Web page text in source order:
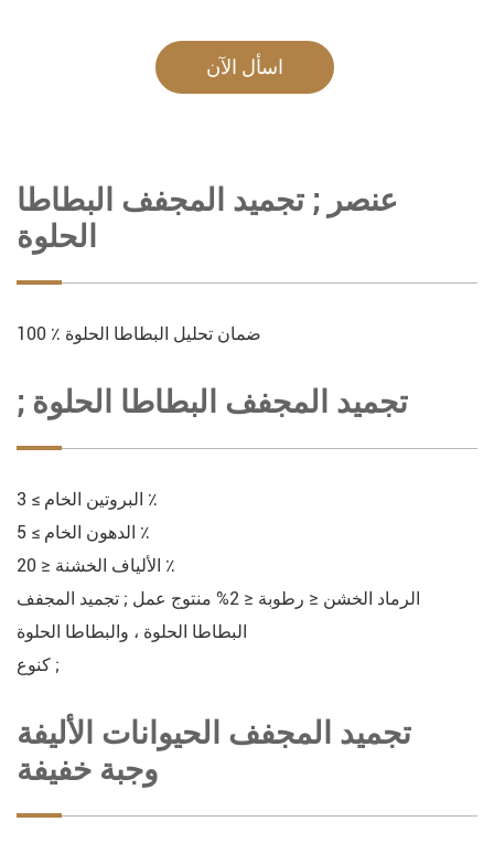
اسأل الآن
عنصر ; تجميد المجفف البطاطا
الحلوة
100 ٪ ضمان تحليل البطاطا الحلوة
; تجميد المجفف البطاطا الحلوة
البروتين الخام ≥ 3 ٪
الدهون الخام ≥ 5 ٪
الألياف الخشنة ≤ 20 ٪
الرماد الخشن ≤ رطوبة ≤ 2% منتوج عمل ; تجميد المجفف
البطاطا الحلوة ، والبطاطا الحلوة
كنوع ;
تجميد المجفف الحيوانات الأليفة
وجبة خفيفة